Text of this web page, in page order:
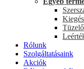
Rólunk
Szolgáltatásaink
Akciók